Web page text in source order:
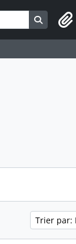
Search
Trier par: